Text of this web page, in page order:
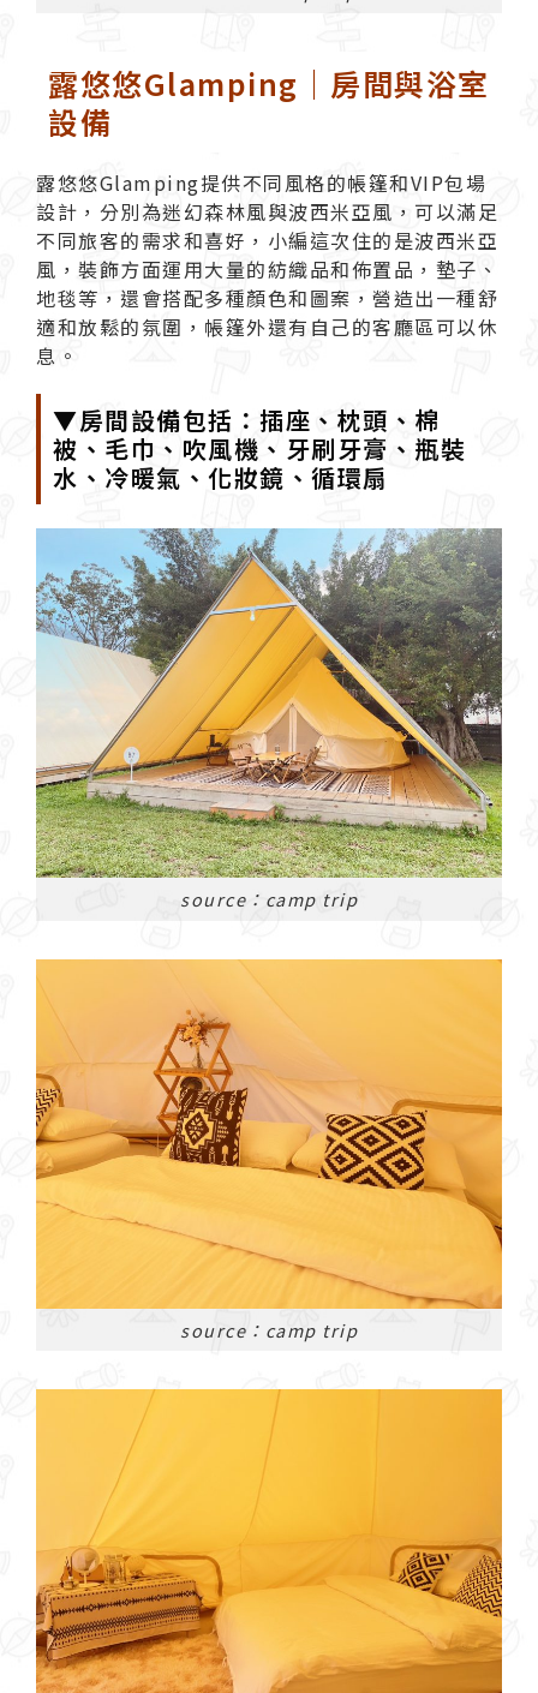
露悠悠Glamping｜房間與浴室
設備
露悠悠Glamping提供不同風格的帳篷和VIP包場
設計，分別為迷幻森林風與波西米亞風，可以滿足
不同旅客的需求和喜好，小編這次住的是波西米亞
風，裝飾方面運用大量的紡織品和佈置品，墊子、
地毯等，還會搭配多種顏色和圖案，營造出一種舒
適和放鬆的氛圍，帳篷外還有自己的客廳區可以休
息。
▼房間設備包括：插座、枕頭、棉
被、毛巾、吹風機、牙刷牙膏、瓶裝
水、冷暖氣、化妝鏡、循環扇
source：camp trip
source：camp trip